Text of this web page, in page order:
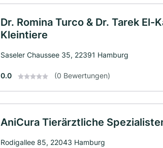
Dr. Romina Turco & Dr. Tarek
Kleintiere
Saseler Chaussee 35, 22391 Hamburg
0.0 (0 Bewertungen)
AniCura Tierärztliche
Rodigallee 85, 22043 Hamburg